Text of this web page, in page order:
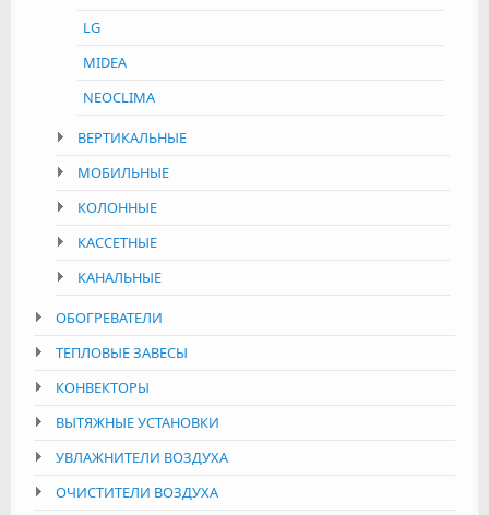
LG
MIDEA
NEOCLIMA
ВЕРТИКАЛЬНЫЕ
МОБИЛЬНЫЕ
КОЛОННЫЕ
КАССЕТНЫЕ
КАНАЛЬНЫЕ
ОБОГРЕВАТЕЛИ
ТЕПЛОВЫЕ ЗАВЕСЫ
КОНВЕКТОРЫ
ВЫТЯЖНЫЕ УСТАНОВКИ
УВЛАЖНИТЕЛИ ВОЗДУХА
ОЧИСТИТЕЛИ ВОЗДУХА